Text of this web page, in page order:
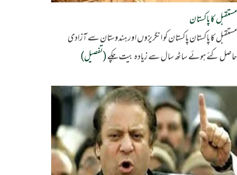
مستقبل کا پاکستان
مستقبل کا پاکستان پاکستان کو انگریزوں اور ہندوستان سے آزادی
حاصل کئے ہوئے ساٹھ سال سے زیادہ بیت چکے(تفصیل)